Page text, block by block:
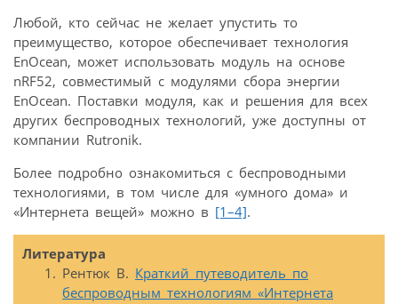
Любой, кто сейчас не желает упустить то
преимущество, которое обеспечивает технология
EnOcean, может использовать модуль на основе
nRF52, совместимый с модулями сбора энергии
EnOcean. Поставки модуля, как и решения для всех
других беспроводных технологий, уже доступны от
компании Rutronik.
Более подробно ознакомиться с беспроводными
технологиями, в том числе для «умного дома» и
«Интернета вещей» можно в [1–4].
Литература
Рентюк В. Краткий путеводитель по
беспроводным технологиям «Интернета